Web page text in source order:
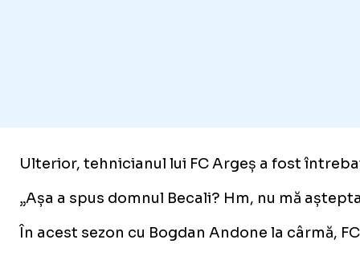
Ulterior, tehnicianul lui FC Argeș a fost
„Așa a spus domnul Becali? Hm, nu mă
În acest sezon cu Bogdan Andone la cârmă,